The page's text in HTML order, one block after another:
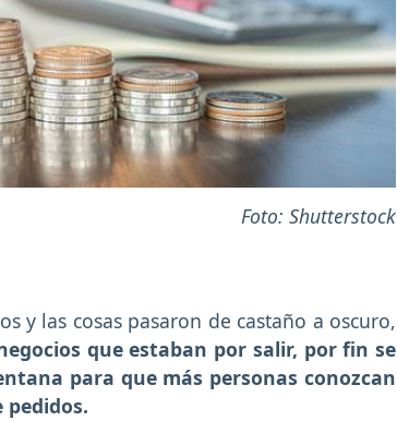
Foto: Shutterstock
y las cosas pasaron de castaño a oscuro,
que estaban por salir, por fin se
para que más personas conozcan